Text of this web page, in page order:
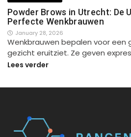
Powder Brows in Utrecht: De
Perfecte Wenkbrauwen
January 28, 2026
Wenkbrauwen bepalen voor een
gezicht eruitziet. Ze geven
Lees verder